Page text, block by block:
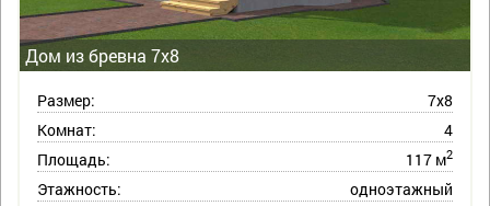
Дом из бревна 7х8
Размер:
7х8
Комнат:
4
Площадь:
117 м2
Этажность: одноэтажный